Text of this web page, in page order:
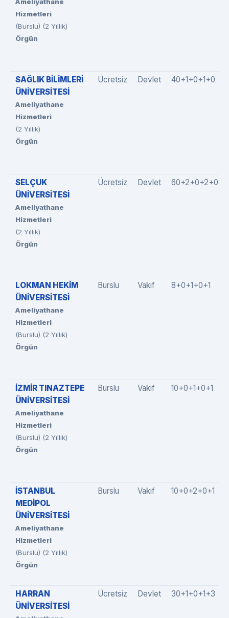
Hizmetleri
(Burslu) (2 Yıllık)
Örgün
SAĞLIK BİLİMLERİ
ÜNİVERSİTESİ
Ameliyathane
Hizmetleri
(2 Yıllık)
Örgün
Ücretsiz Devlet 40+1+0+1+0
SELÇUK
ÜNİVERSİTESİ
Ameliyathane
Hizmetleri
(2 Yıllık)
Örgün
Ücretsiz Devlet 60+2+0+2+0
LOKMAN HEKİM
ÜNİVERSİTESİ
Ameliyathane
Hizmetleri
(Burslu) (2 Yıllık)
Örgün
Burslu Vakıf 8+0+1+0+1
İZMİR TINAZTEPE
ÜNİVERSİTESİ
Ameliyathane
Hizmetleri
(Burslu) (2 Yıllık)
Örgün
Burslu Vakıf 10+0+1+0+1
İSTANBUL
MEDİPOL
ÜNİVERSİTESİ
Ameliyathane
Hizmetleri
(Burslu) (2 Yıllık)
Örgün
Burslu Vakıf 10+0+2+0+1
HARRAN
ÜNİVERSİTESİ
Ücretsiz Devlet 30+1+0+1+3